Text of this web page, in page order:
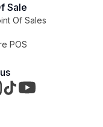
Sale
Of Sales
POS